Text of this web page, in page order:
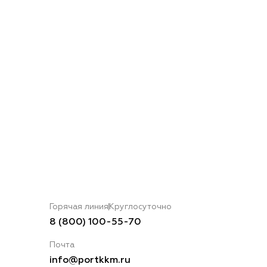
Горячая линия Круглосуточно
8 (800) 100-55-70
Почта
info@portkkm.ru